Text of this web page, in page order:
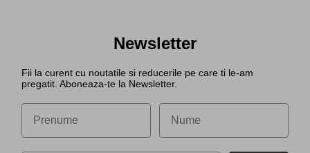
Newsletter
Fii la curent cu noutatile si reducerile pe care ti le-am
pregatit. Aboneaza-te la Newsletter.